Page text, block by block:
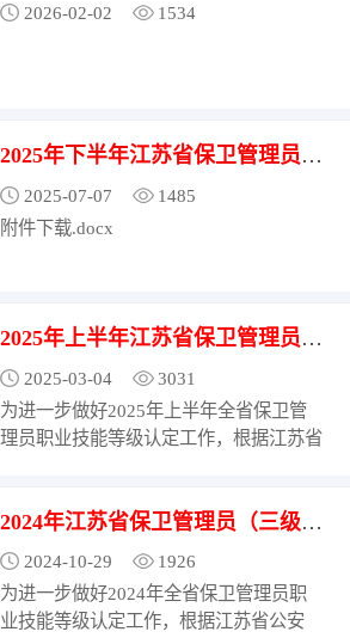
2026-02-02 1534
2025年下半年江苏省保卫管理员（三级） 职业技能等级认定考试计划公告
2025-07-07
1485
附件下载.docx
2025年上半年江苏省保卫管理员（三级）职业技能等级认定考试计划公告
2025-03-04
3031
为进一步做好2025年上半年全省保卫管
理员职业技能等级认定工作，根据江苏省
等级认定实施方案〉的通知》（苏公通
〔2023〕93号）精神，江苏（武进）技
能人才服务产业园（以下简称“产业园”）
拟于2025年5月2...
2024年江苏省保卫管理员（三级）职业技能等级认定补考计划公告
2024-10-29
1926
为进一步做好2024年全省保卫管理员职
业技能等级认定工作，根据江苏省公安